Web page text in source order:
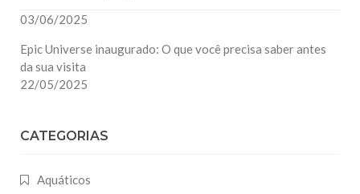
03/06/2025
Epic Universe inaugurado: O que você precisa saber antes
da sua visita
22/05/2025
CATEGORIAS
Aquáticos